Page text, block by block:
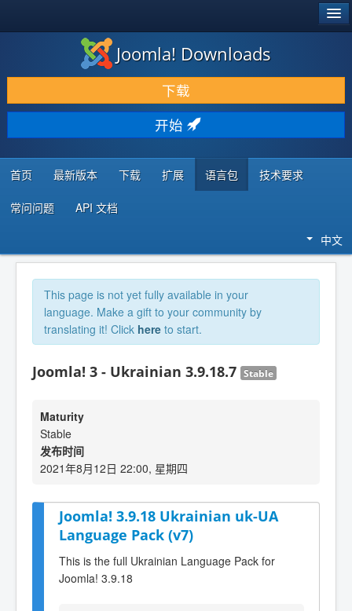
下载 & 扩展
发现 & 学习
社区 & 支持
开发者资源
Joomla! Downloads
下载
开始
首页 最新版本 下载 扩展 语言包 技术要求
常问问题 API 文档
中文
This page is not yet fully available in your
language. Make a gift to your community by
translating it! Click here to start.
Joomla! 3 - Ukrainian 3.9.18.7 Stable
Maturity
Stable
发布时间
2021年8月12日 22:00, 星期四
Joomla! 3.9.18 Ukrainian uk-UA
Language Pack (v7)
This is the full Ukrainian Language Pack for
Joomla! 3.9.18